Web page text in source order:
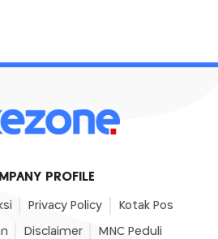
PROFILE
Privacy Policy Kotak Pos
Disclaimer MNC Peduli